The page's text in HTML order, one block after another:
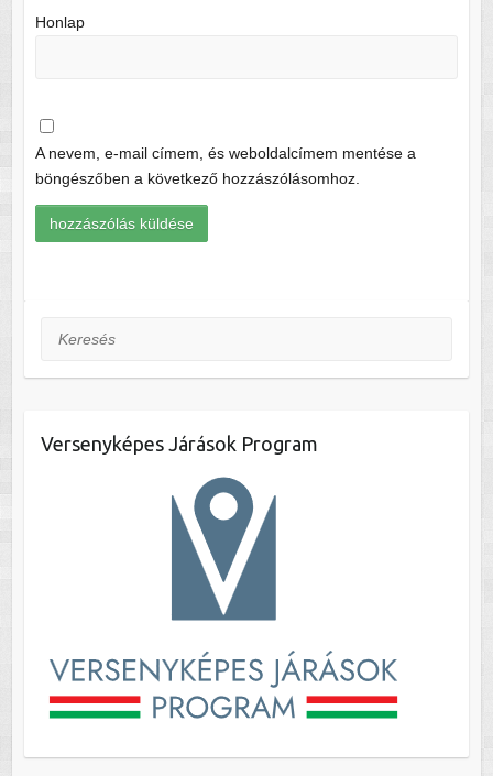
Honlap
A nevem, e-mail címem, és weboldalcímem mentése a
böngészőben a következő hozzászólásomhoz.
Keresés
Versenyképes Járások Program